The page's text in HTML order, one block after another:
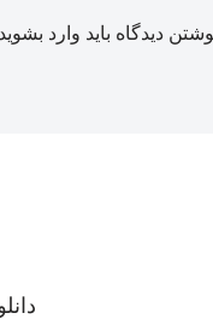
دیدگاه باید وارد بشوید